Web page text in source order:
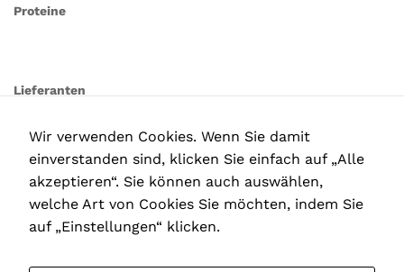
Proteine
Lieferanten
Wir verwenden Cookies. Wenn Sie damit
einverstanden sind, klicken Sie einfach auf „Alle
akzeptieren“. Sie können auch auswählen,
welche Art von Cookies Sie möchten, indem Sie
auf „Einstellungen“ klicken.
In order for
improve the
website's
functionality
and
structure,